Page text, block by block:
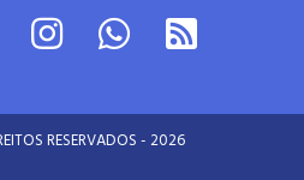
RESERVADOS - 2026